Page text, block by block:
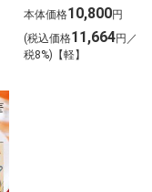
ー〈ケース販
売〉
本体価格10,800円
(税込価格11,664円／
税8%)【軽】